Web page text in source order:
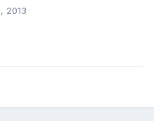
2013